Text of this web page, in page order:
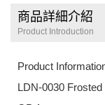
商品詳細介紹
Product Introduction
Product
LDN-0030